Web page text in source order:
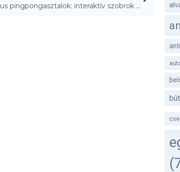
Geometrikus pingpongasztalok: interaktív szobrok a parkban!